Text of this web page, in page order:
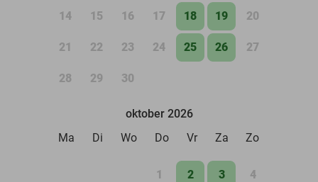
14 15 16 17 18 19 20
21 22 23 24 25 26 27
28 29 30
oktober 2026
Ma
Di Wo Do Vr Za Zo
1 2 3 4